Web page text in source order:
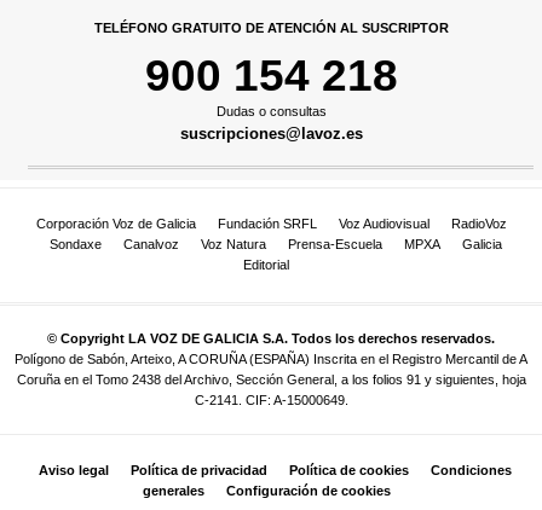
TELÉFONO GRATUITO DE ATENCIÓN AL SUSCRIPTOR
900 154 218
Dudas o consultas
suscripciones@lavoz.es
Corporación Voz de Galicia Fundación SRFL Voz Audiovisual
RadioVoz
Sondaxe
Canalvoz Voz Natura Prensa-Escuela MPXA
Galicia
Editorial
© Copyright LA VOZ DE GALICIA S.A. Todos los derechos reservados.
Polígono de Sabón, Arteixo, A CORUÑA (ESPAÑA) Inscrita en el Registro Mercantil de A
Coruña en el Tomo 2438 del Archivo, Sección General, a los folios 91 y siguientes, hoja
C-2141. CIF: A-15000649.
Aviso legal Política de privacidad Política de cookies
Condiciones
generales
Configuración de cookies